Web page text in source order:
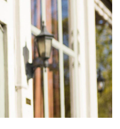
Om Oss & Kontakt
Tidningar Hos Allas.se
Nyhetsbrev
Om Cookies
Integritetspolicy
Skapa Konto
Hantera Preferenser